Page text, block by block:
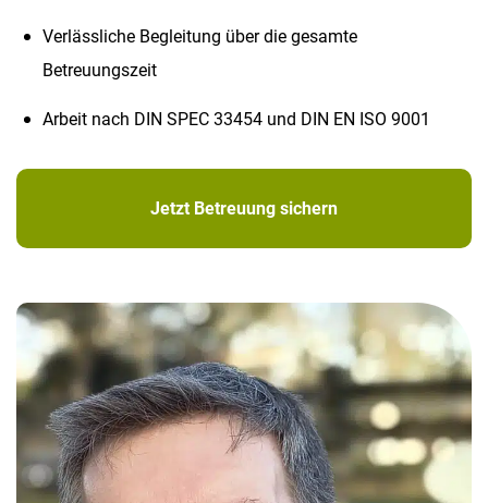
Verlässliche Begleitung über die gesamte
Betreuungszeit
Arbeit nach DIN SPEC 33454 und DIN EN ISO 9001
Jetzt Betreuung sichern